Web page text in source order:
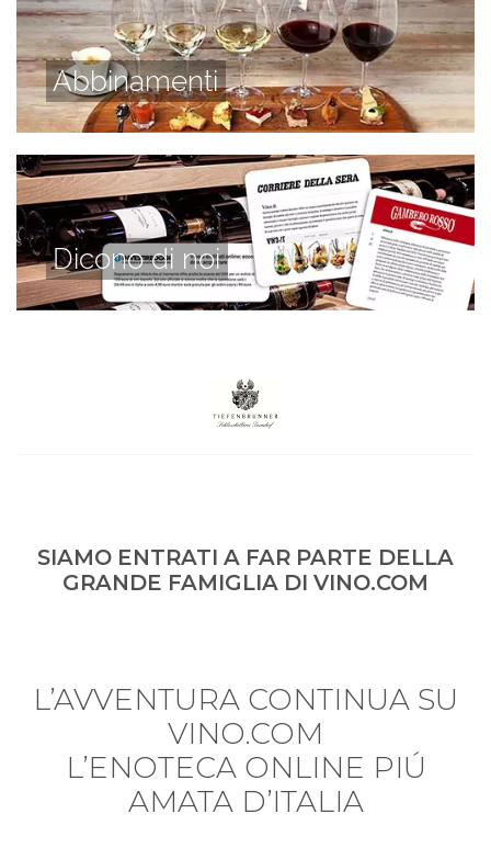
Abbinamenti
Dicono di noi
SIAMO ENTRATI A FAR PARTE DELLA
GRANDE FAMIGLIA DI VINO.COM
L’AVVENTURA CONTINUA SU
VINO.COM
L’ENOTECA ONLINE PIÚ
AMATA D’ITALIA